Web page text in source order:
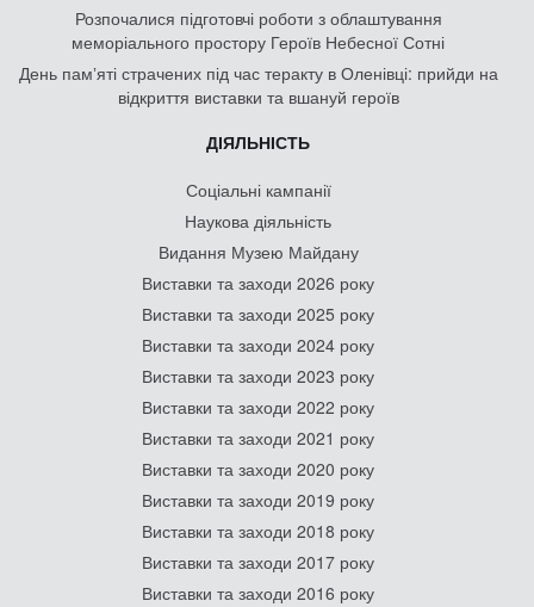
Розпочалися підготовчі роботи з облаштування
меморіального простору Героїв Небесної Сотні
День памʼяті страчених під час теракту в Оленівці: прийди на
відкриття виставки та вшануй героїв
ДІЯЛЬНІСТЬ
Соціальні кампанії
Наукова діяльність
Видання Музею Майдану
Виставки та заходи 2026 року
Виставки та заходи 2025 року
Виставки та заходи 2024 року
Виставки та заходи 2023 року
Виставки та заходи 2022 року
Виставки та заходи 2021 року
Виставки та заходи 2020 року
Виставки та заходи 2019 року
Виставки та заходи 2018 року
Виставки та заходи 2017 року
Виставки та заходи 2016 року